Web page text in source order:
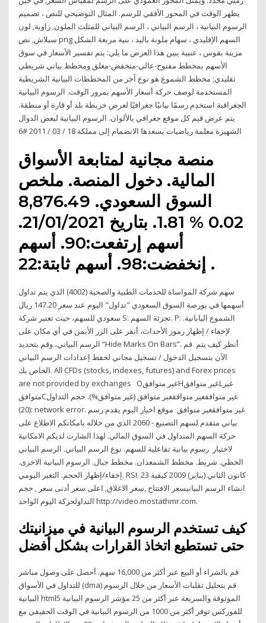
يظهر الوقت في المحور الأفقي للرسم. المثال التوضيحي للنص ، تصميم
الرسوم البيانية ، الرسم البياني ، الرسم البياني للمثلث الملون, زاوية, لون
سبلاش, نص png السهم الإقليدي ، سهام ملونة باليد ، بنية مربعة الشكل
مزينة بقوس ، عنبية يبين هذا العرض ما يلي: يتم تفسير الأسعار في سوق
الأسهم بمخطط مفتوح-عالي-منخفض-مغلق ومخطط بياني شريطي
تقليدي; مخطط الشموع هو نوع آخر من المخططات البيانية الشريطية
المستخدمة لوصف حركة أسعار الأسهم بمرور الوقت. الرسوم البيانية
الجغرافية استخدِم رسمًا بيانيًا جغرافيًا لعرض خريطة بلد أو قارة أو منطقة.
يتم عرض قيم كل موقع جغرافي بالألوان. الرسوم البيانية لبعض الدوال
الشهيرة معلمة رياضيات يسعدها الانضمام إلى مملكة 18 / 03 / 2011 #6
منصة مجانية لمتابعة الأسواق
المالية. دخول المنصة. ملخص
السوق السعودي. 8,876.49
0.02 % 1.81. بتاريخ 21/01/2021.
أسهم إرتفعت:90. أسهم
إنخفضت:98. أسهم ثابتة:22 .
سهم شركة المواساة للخدمات الطبية والصحية (4002) الذي يتم تداول
أسهمها في بورصة السوق السعودي "تداول" اليوم عند سعر 147.20 ريال
سعودي للسهم، حيث تعتبر شركة S: تجزئة السهم. P: الشموع اليابانية.
لإخفاء / إظهار رموز الأحداث، أنقر على الزر الأيمن في أي مكان على
الرسم البياني، وقم بتحديد “Hide Marks On Bars”. أنظر كيف يتم قم
الآن بتسجيل الدخول / تسجيل مجاني لحفظ إعدادات الرسم البياني
الخاص بك. All CFDs (stocks, indexes, futures) and Forex prices
are not provided by exchanges Oغير متوافقHغير متوافقLغير
متوافقCغير متوافقغير متوافقغير متوافق (غير متوافق%). حجم التداول
(20): network error. غير متوافقغير متوافق موقع اخبار اليوم يقدم رسم
بياني متقدم لسهم التصنيع - 2060 الذي من خلاله بامكانكم الاطلاع على
حركة السهم المتداول في السوق المالي. لهذا الشارت لديكم الامكانية
لاختيار رسوم بيانية تفاعلية للسهم. نوع الرسم البياني. الرسم البياني
الخطي. شريط. مخطط الشمعدان. مخطط جبال. الرسوم البيانية الاخرى.
إخفاء/إظهار الحجم. التغير اليومي. RSI. 23 كانون الثاني (يناير) 2009 كيفية
انشاء الرسم البيانيسعر الافتتاح ,سعر الاغلاق, اعلى سعر أدنى سعر , حجم
التداولحركة اليوم الواحد http://video.mostathmr.com.
كيف تستخدم الرسوم البيانية في ميزانيتك
حتى تستطيع اتخاذ القرارات بشكل أفضل
قم بالشراء أو البيع عبر أكثر من 16,000 سهم. أحصل على وصول مباشر
للتداول في الأسواق (dma) قم بتحليل تقلبات الأسعار من خلال الرسوم
البيانية html5 الموثوقة والسريعة عبر أكثر من 25 مؤشر الرسوم البيانية
للفوركس توفر أكثر من 1000 من الرسوم البيانية في الوقت الحقيقي مع